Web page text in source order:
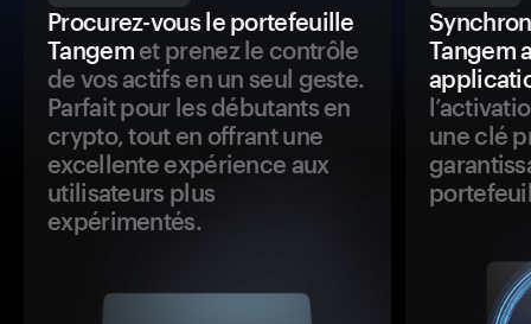
Procurez-vous le portefeuille
Tangemet prenez le contrôle
de vos actifs en un seul geste.
Parfait pour les débutants en
crypto, tout en offrant une
excellente expérience aux
utilisateurs plus
expérimentés.
Tangem
une clé